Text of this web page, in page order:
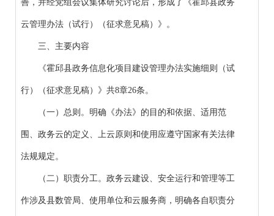
善，并经党组会议集体研究讨论后，形成了《霍邱县政务
云管理办法（试行）（征求意见稿）》。
三、主要内容
《霍邱县政务信息化项目建设管理办法实施细则（试
行）（征求意见稿）》共8章26条。
（一）总则。明确《办法》的目的和依据、适用范
围、政务云的定义、上云原则和使用应遵守国家有关法律
法规规定。
（二）职责分工。政务云建设、安全运行和管理等工
作涉及县数管局、使用单位和云服务商，明确各自职责分